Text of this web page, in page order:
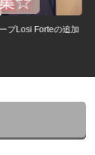
Forteの追加